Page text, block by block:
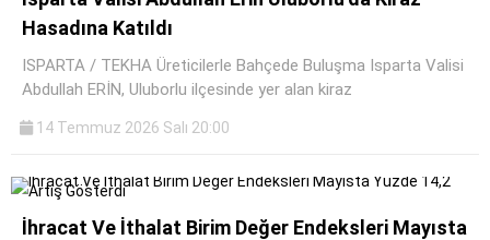
Hasadına Katıldı
ISPARTA / TEKHA Üreticilerle Bahçede Buluşma Isparta Valisi
Abdullah ERİN, Uluborlu ilçesinde yer alan kiraz
14 Temmuz 2026 Salı 20:00
İhracat Ve İthalat Birim Değer Endeksleri Mayısta